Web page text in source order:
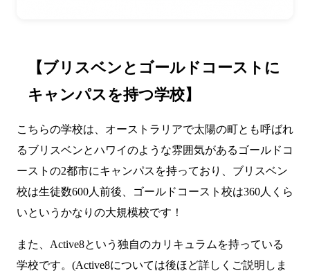
【ブリスベンとゴールドコーストに
キャンパスを持つ学校】
こちらの学校は、オーストラリアで太陽の町とも呼ばれ
るブリスベンとハワイのような雰囲気があるゴールドコ
ーストの2都市にキャンパスを持っており、ブリスベン
校は生徒数600人前後、ゴールドコースト校は360人くら
いというかなりの大規模校です！
また、Active8という独自のカリキュラムを持っている
学校です。(Active8については後ほど詳しくご説明しま